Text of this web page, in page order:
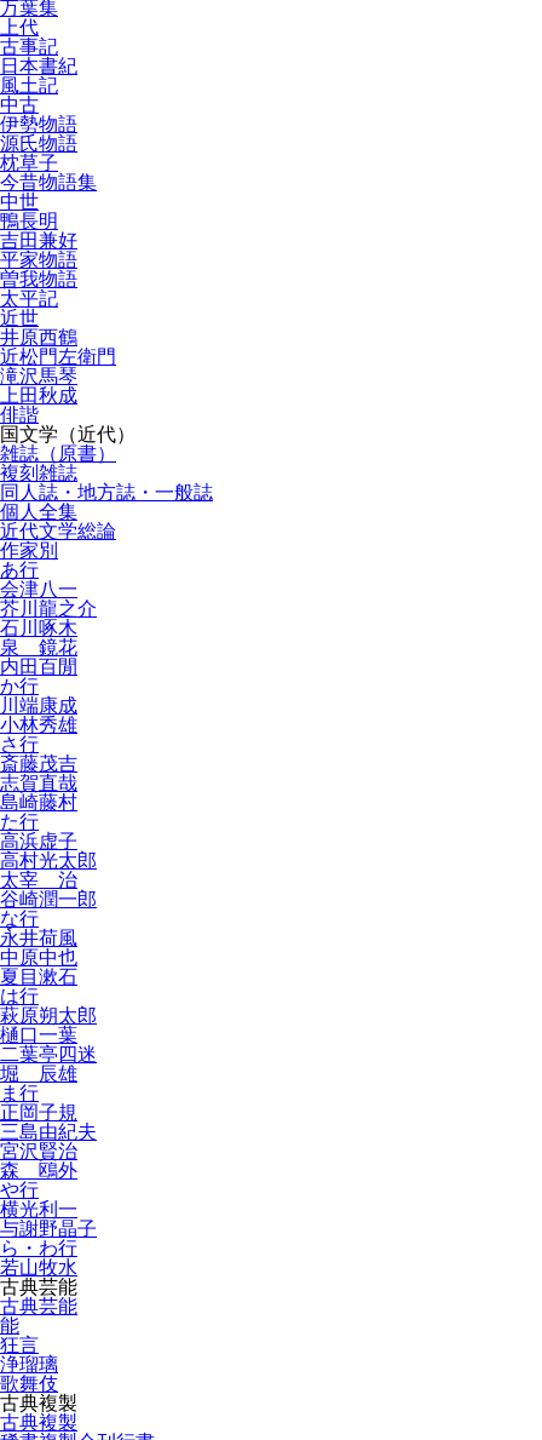
万葉集
上代
古事記
日本書紀
風土記
中古
伊勢物語
源氏物語
枕草子
今昔物語集
中世
鴨長明
吉田兼好
平家物語
曽我物語
太平記
近世
井原西鶴
近松門左衛門
滝沢馬琴
上田秋成
俳諧
国文学（近代）
雑誌（原書）
複刻雑誌
同人誌・地方誌・一般誌
個人全集
近代文学総論
作家別
あ行
会津八一
芥川龍之介
石川啄木
泉 鏡花
内田百閒
か行
川端康成
小林秀雄
さ行
斎藤茂吉
志賀直哉
島崎藤村
た行
高浜虚子
高村光太郎
太宰 治
谷崎潤一郎
な行
永井荷風
中原中也
夏目漱石
は行
萩原朔太郎
樋口一葉
二葉亭四迷
堀 辰雄
ま行
正岡子規
三島由紀夫
宮沢賢治
森 鴎外
や行
横光利一
与謝野晶子
ら・わ行
若山牧水
古典芸能
古典芸能
能
狂言
浄瑠璃
歌舞伎
古典複製
古典複製